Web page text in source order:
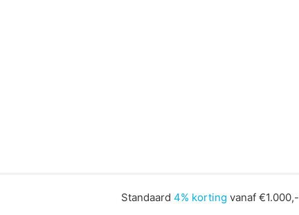
Standaard 4% korting vanaf €1.000,-